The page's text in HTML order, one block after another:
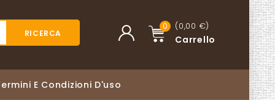
(0,00 €)
Carrello
0
RICERCA
E Condizioni D'uso